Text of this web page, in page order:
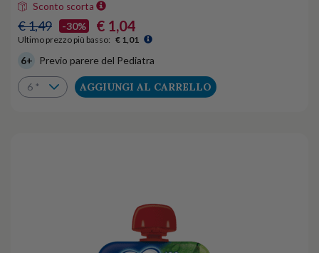
Sconto scorta
€ 1,49 -30% € 1,04
Ultimo prezzo più basso: € 1,01
6+ Previo parere del Pediatra
AGGIUNGI AL CARRELLO